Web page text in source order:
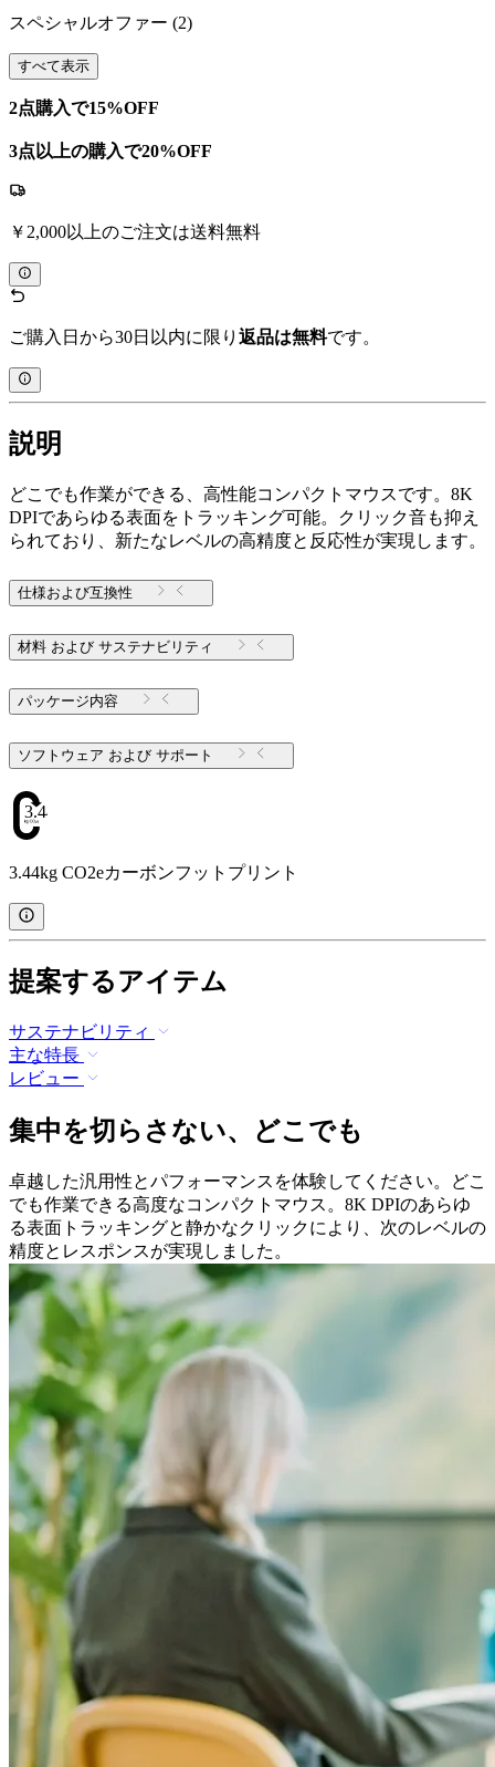
スペシャルオファー (2)
すべて表示
2点購入で15%OFF
3点以上の購入で20%OFF
￥2,000以上のご注文は送料無料
ご購入日から30日以内に限り 返品は無料です。
説明
どこでも作業ができる、高性能コンパクトマウスです。8K
DPIであらゆる表面をトラッキング可能。クリック音も抑え
られており、新たなレベルの高精度と反応性が実現します。
仕様および互換性
材料 および サステナビリティ
パッケージ内容
ソフトウェア および サポート
3.44
3.44kg CO2eカーボンフットプリント
提案するアイテム
サステナビリティ
主な特長
レビュー
集中を切らさない、どこでも
卓越した汎用性とパフォーマンスを体験してください。どこ
でも作業できる高度なコンパクトマウス。8K DPIのあらゆ
る表面トラッキングと静かなクリックにより、次のレベルの
精度とレスポンスが実現しました。